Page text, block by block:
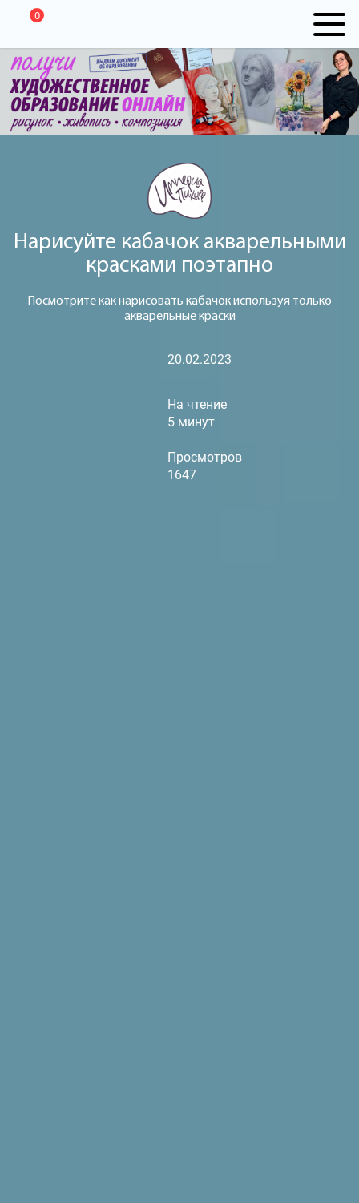
0
Нарисуйте кабачок акварельными
красками поэтапно
Посмотрите как нарисовать кабачок используя только
акварельные краски
20.02.2023
На чтение
5 минут
Просмотров
1647